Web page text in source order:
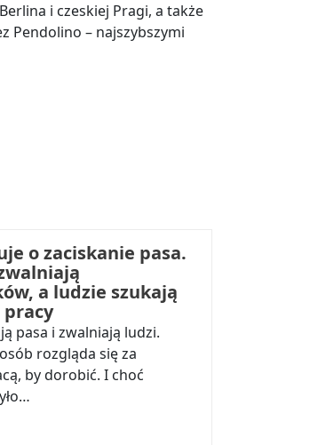
i czeskiej Pragi, a także
Pendolino – najszybszymi
o zaciskanie pasa.
a ludzie szukają
pracy
pasa i zwalniają ludzi.
rozgląda się za
by dorobić. I choć